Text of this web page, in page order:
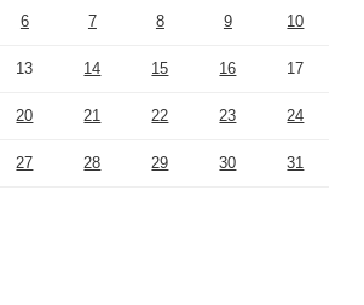
6 7 8 9 10
13 14 15 16 17
20 21 22 23 24
27 28 29 30 31